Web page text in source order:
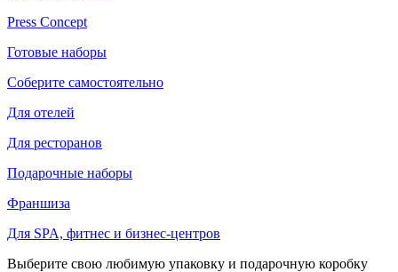
Press Concept
Готовые наборы
Соберите самостоятельно
Для отелей
Для ресторанов
Подарочные наборы
Франшиза
Для SPA, фитнес и бизнес-центров
Выберите свою любимую упаковку и подарочную коробку